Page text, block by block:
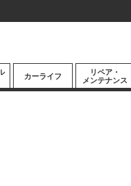
カーライフ
リペア・
メンテナンス